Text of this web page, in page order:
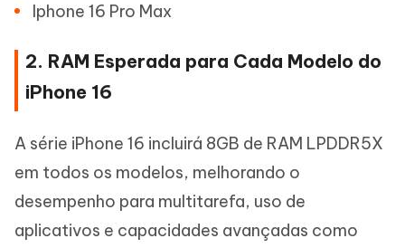
Iphone 16 Pro Max
2. RAM Esperada para Cada Modelo do
iPhone 16
A série iPhone 16 incluirá 8GB de RAM LPDDR5X
em todos os modelos, melhorando o
desempenho para multitarefa, uso de
aplicativos e capacidades avançadas como